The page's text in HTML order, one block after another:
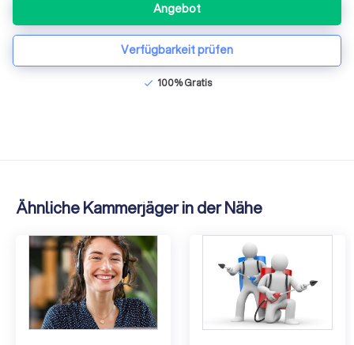
Angebot
Verfügbarkeit prüfen
check 100% Gratis
Ähnliche Kammerjäger in der Nähe